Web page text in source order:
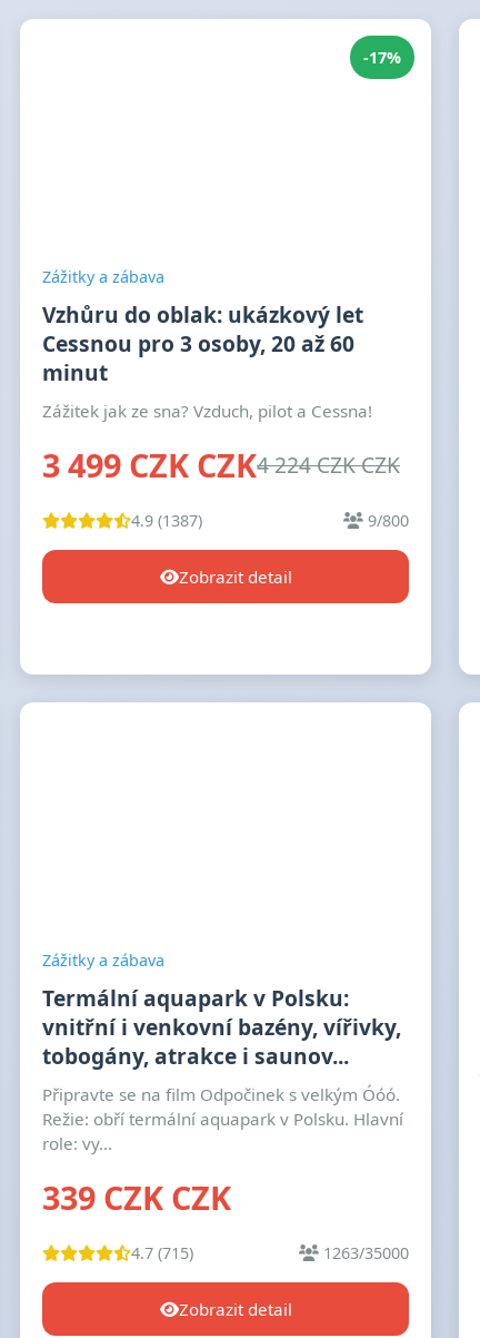
-17%
Zážitky a zábava
Vzhůru do oblak: ukázkový let
Cessnou pro 3 osoby, 20 až 60
minut
Zážitek jak ze sna? Vzduch, pilot a Cessna!
3 499 CZK CZK4 224 CZK CZK
4.9 (1387) 9/800
Zobrazit detail
Zážitky a zábava
Termální aquapark v Polsku:
vnitřní i venkovní bazény, vířivky,
tobogány, atrakce i saunov...
Připravte se na film Odpočinek s velkým Óóó.
Režie: obří termální aquapark v Polsku. Hlavní
role: vy...
339 CZK CZK
4.7 (715) 1263/35000
Zobrazit detail